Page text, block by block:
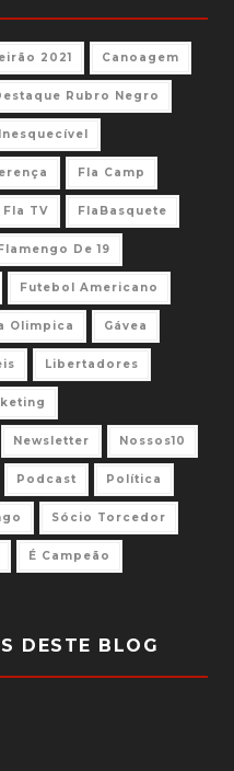
2021 Canoagem
Rubro Negro
Fla Camp
Fla TV FlaBasquete
Flamengo De 19
Futebol Americano
Olimpica Gávea
Libertadores
Newsletter Nossos10
Podcast Política
Sócio Torcedor
É Campeão
DESTE BLOG